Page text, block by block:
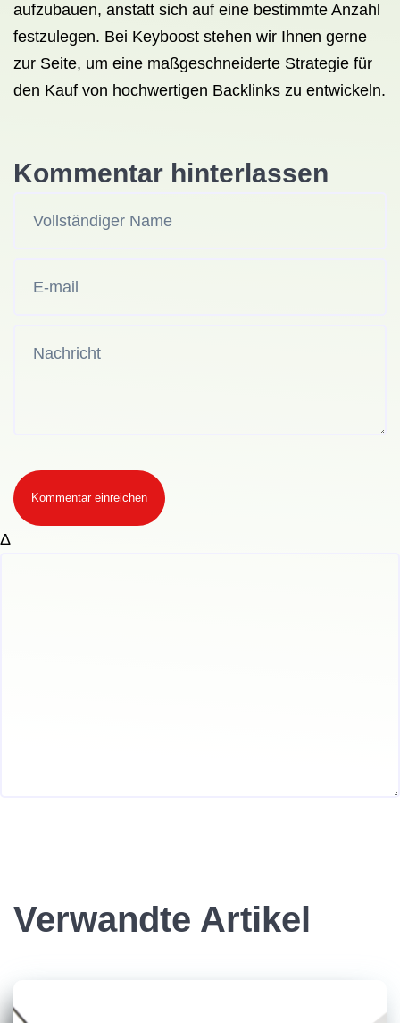
aufzubauen, anstatt sich auf eine bestimmte Anzahl
festzulegen. Bei Keyboost stehen wir Ihnen gerne
zur Seite, um eine maßgeschneiderte Strategie für
den Kauf von hochwertigen Backlinks zu entwickeln.
Kommentar hinterlassen
Kommentar einreichen
Δ
Verwandte Artikel